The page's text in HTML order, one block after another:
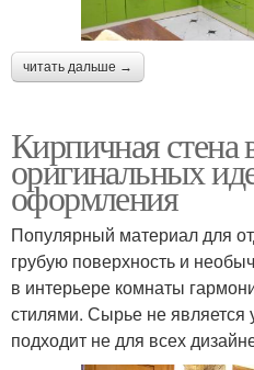
читать дальше →
Кирпичная стена
оригинальных
оформления
Популярный материал для
грубую поверхность и
в интерьере комнаты
стилями. Сырье не
подходит не для всех